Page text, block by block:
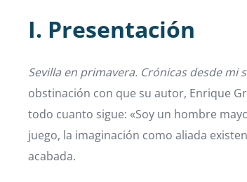
I. Presentación
Sevilla en primavera. Crónicas desde mi
obstinación con que su autor, Enrique
todo cuanto sigue: «Soy un hombre
juego, la imaginación como aliada
acabada.